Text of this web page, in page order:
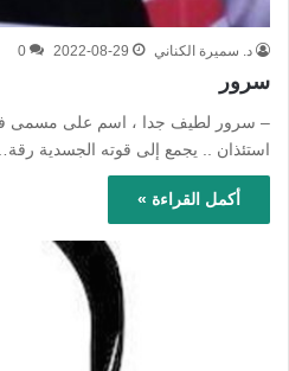
د. سميرة الكناني 2022-08-29
0
سرور
– سرور لطيف جدا ، اسم على مسمى
استئذان .. يجمع إلى قوته الجسدية رقة…
أكمل القراءة »